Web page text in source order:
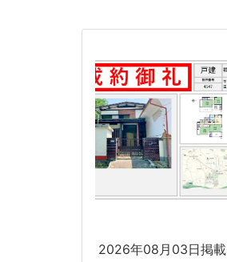
2026年08月03日掲載